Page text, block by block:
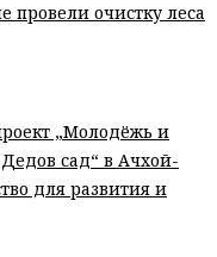
провели очистку леса
„Молодёжь и
сад“ в Ачхой-
для развития и